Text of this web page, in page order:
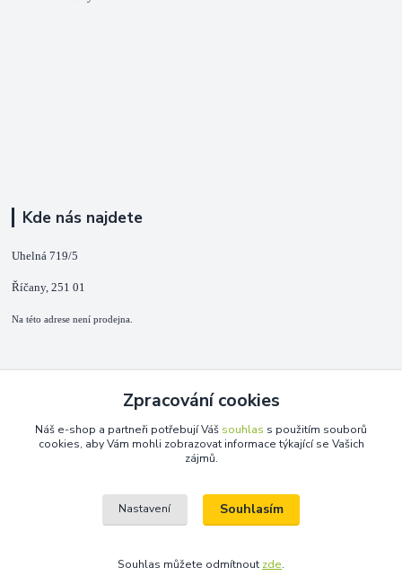
Kde nás najdete
Uhelná 719/5
Říčany, 251 01
Na této adrese není prodejna.
+420 725 889 873
(Po-Ne, 9-18 hod.)
Zpracování cookies
Náš e-shop a partneři potřebují Váš souhlas s použitím souborů
cookies, aby Vám mohli zobrazovat informace týkající se Vašich
zájmů.
Nastavení Souhlasím
Souhlas můžete odmítnout zde.